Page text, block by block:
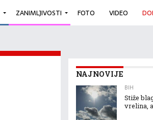
ZANIMLJIVOSTI FOTO VIDEO
NAJNOVIJE
BIH
Stiže
vrelina,